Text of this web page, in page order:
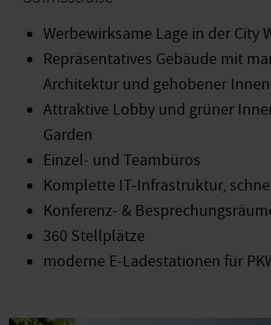
Werbewirksame Lage in der City
Repräsentatives Gebäude mit
Architektur und gehobener
Attraktive Lobby und grüner
Garden
Einzel- und Teambüros
Komplette IT-Infrastruktur,
Konferenz- &
360 Stellplätze
moderne E-Ladestationen für